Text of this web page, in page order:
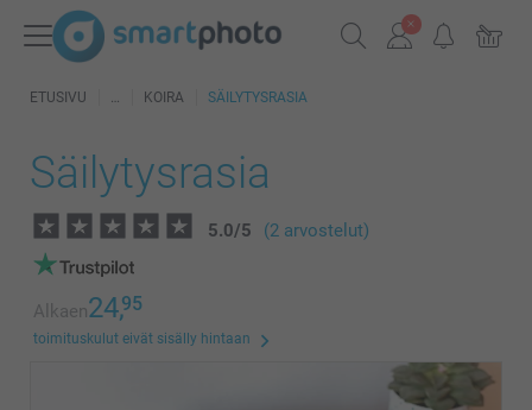
ETUSIVU KOIRA SÄILYTYSRASIA
Säilytysrasia
5.0/5 (2 arvostelut)
Alkaen24,95
toimituskulut eivät sisälly hintaan